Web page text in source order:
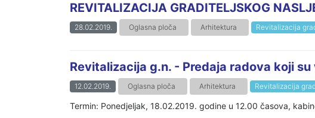
REVITALIZACIJA GRADITELJSKOG
28.02.2019. Oglasna ploča Arhitektura Revitalizacija
Revitalizacija g.n. - Predaja radova koji
12.02.2019. Oglasna ploča Arhitektura Revitalizacija
Termin: Ponedjeljak, 18.02.2019. godine u 12.00 časova,